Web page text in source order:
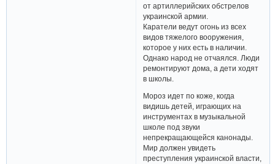
от артиллерийских обстрелов
украинской армии.
Каратели ведут огонь из всех
видов тяжелого вооружения,
которое у них есть в наличии.
Однако народ не отчаялся. Люди
ремонтируют дома, а дети ходят
в школы.
Мороз идет по коже, когда
видишь детей, играющих на
инструментах в музыкальной
школе под звуки
непрекращающейся канонады.
Мир должен увидеть
преступления украинской власти,